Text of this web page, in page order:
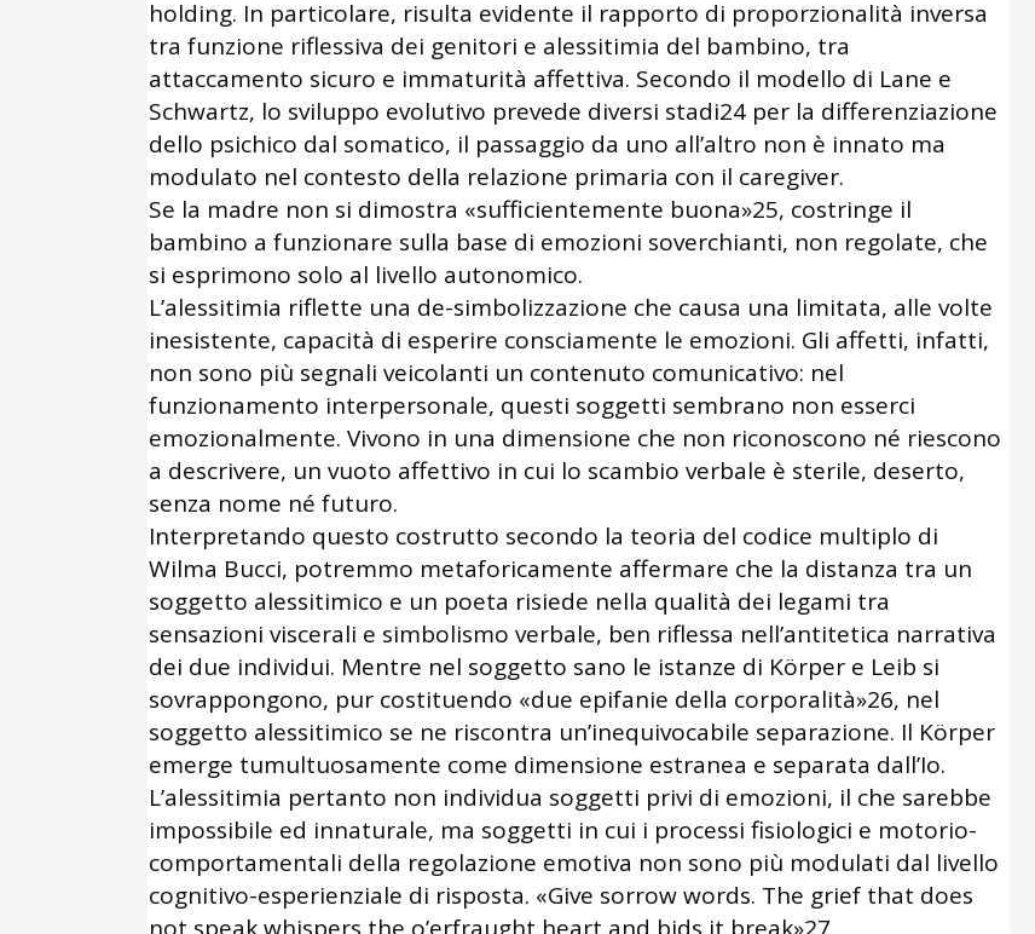
holding. In particolare, risulta evidente il rapporto di proporzionalità inversa
tra funzione riflessiva dei genitori e alessitimia del bambino, tra
attaccamento sicuro e immaturità affettiva. Secondo il modello di Lane e
Schwartz, lo sviluppo evolutivo prevede diversi stadi24 per la differenziazione
dello psichico dal somatico, il passaggio da uno all’altro non è innato ma
modulato nel contesto della relazione primaria con il caregiver.
Se la madre non si dimostra «sufficientemente buona»25, costringe il
bambino a funzionare sulla base di emozioni soverchianti, non regolate, che
si esprimono solo al livello autonomico.
L’alessitimia riflette una de-simbolizzazione che causa una limitata, alle volte
inesistente, capacità di esperire consciamente le emozioni. Gli affetti, infatti,
non sono più segnali veicolanti un contenuto comunicativo: nel
funzionamento interpersonale, questi soggetti sembrano non esserci
emozionalmente. Vivono in una dimensione che non riconoscono né riescono
a descrivere, un vuoto affettivo in cui lo scambio verbale è sterile, deserto,
senza nome né futuro.
Interpretando questo costrutto secondo la teoria del codice multiplo di
Wilma Bucci, potremmo metaforicamente affermare che la distanza tra un
soggetto alessitimico e un poeta risiede nella qualità dei legami tra
sensazioni viscerali e simbolismo verbale, ben riflessa nell’antitetica narrativa
dei due individui. Mentre nel soggetto sano le istanze di Körper e Leib si
sovrappongono, pur costituendo «due epifanie della corporalità»26, nel
soggetto alessitimico se ne riscontra un’inequivocabile separazione. Il Körper
emerge tumultuosamente come dimensione estranea e separata dall’Io.
L’alessitimia pertanto non individua soggetti privi di emozioni, il che sarebbe
impossibile ed innaturale, ma soggetti in cui i processi fisiologici e motorio-
comportamentali della regolazione emotiva non sono più modulati dal livello
cognitivo-esperienziale di risposta. «Give sorrow words. The grief that does